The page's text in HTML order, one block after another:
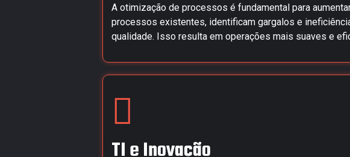
A otimização de processos é fundamental para
processos existentes, identificam gargalos e
qualidade. Isso resulta em operações mais suaves e
TI e Inovação